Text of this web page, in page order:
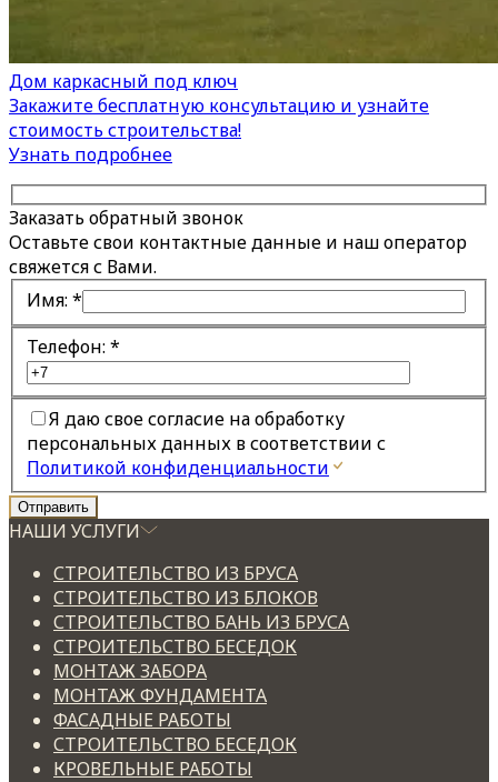
Дом каркасный под ключ
Закажите бесплатную консультацию и узнайте
стоимость строительства!
Узнать подробнее
Заказать обратный звонок
Оставьте свои контактные данные и наш оператор
свяжется с Вами.
Имя: *
Телефон: *
Я даю свое согласие на обработку
персональных данных в соответствии с
Политикой конфиденциальности
НАШИ УСЛУГИ
СТРОИТЕЛЬСТВО ИЗ БРУСА
СТРОИТЕЛЬСТВО ИЗ БЛОКОВ
СТРОИТЕЛЬСТВО БАНЬ ИЗ БРУСА
СТРОИТЕЛЬСТВО БЕСЕДОК
МОНТАЖ ЗАБОРА
МОНТАЖ ФУНДАМЕНТА
ФАСАДНЫЕ РАБОТЫ
СТРОИТЕЛЬСТВО БЕСЕДОК
КРОВЕЛЬНЫЕ РАБОТЫ